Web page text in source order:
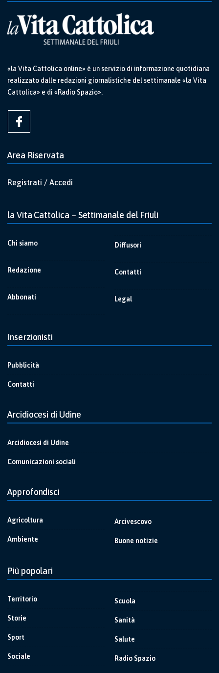
«la Vita Cattolica online» è un servizio di informazione quotidiana
realizzato dalle redazioni giornalistiche del settimanale «la Vita
Cattolica» e di «Radio Spazio».
Area Riservata
Registrati / Accedi
la Vita Cattolica – Settimanale del Friuli
Chi siamo
Redazione
Abbonati
Diffusori
Contatti
Legal
Inserzionisti
Pubblicità
Contatti
Arcidiocesi di Udine
Arcidiocesi di Udine
Comunicazioni sociali
Approfondisci
Agricoltura
Ambiente
Arcivescovo
Buone notizie
Più popolari
Territorio
Storie
Sport
Sociale
Scuola
Sanità
Salute
Radio Spazio